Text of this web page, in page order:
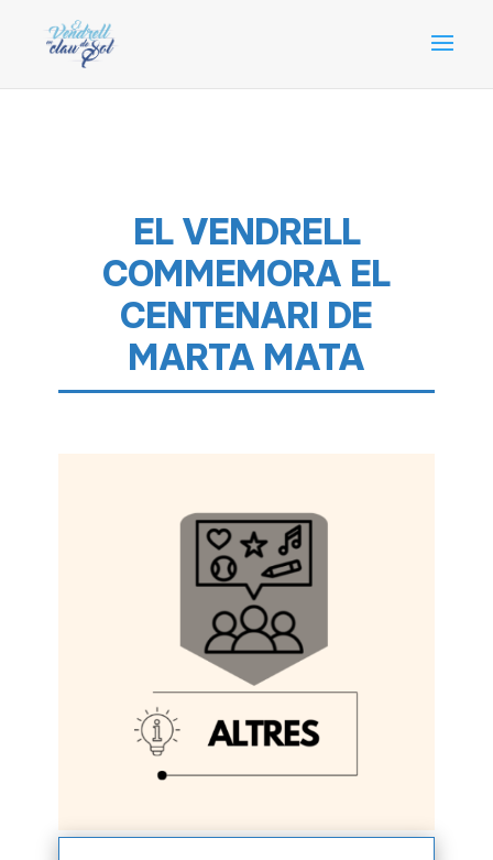
EL VENDRELL
COMMEMORA EL
CENTENARI DE
MARTA MATA